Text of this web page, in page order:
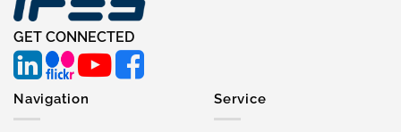
GET CONNECTED
Navigation Service